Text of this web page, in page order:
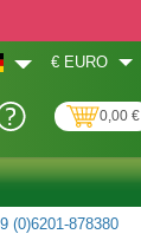
€ EURO
0,00 €
(0)6201-878380